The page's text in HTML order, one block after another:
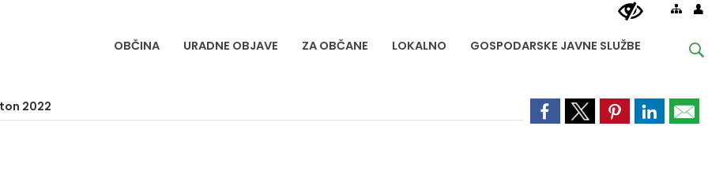
OBČINA URADNE OBJAVE ZA OBČANE LOKALNO GOSPODARSKE JAVNE SLUŽBE
2022